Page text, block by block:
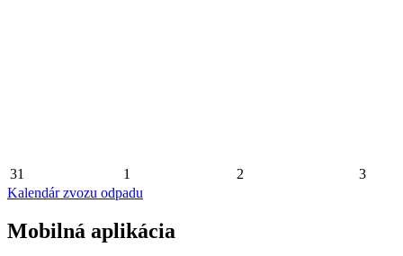
31 1 2
3
Kalendár zvozu odpadu
Mobilná aplikácia